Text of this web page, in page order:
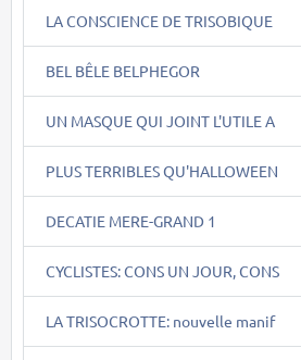
LA CONSCIENCE DE TRISOBIQUE
BEL BÊLE BELPHEGOR
UN MASQUE QUI JOINT L'UTILE A
PLUS TERRIBLES QU'HALLOWEEN
DECATIE MERE-GRAND 1
CYCLISTES: CONS UN JOUR, CONS
LA TRISOCROTTE: nouvelle manif